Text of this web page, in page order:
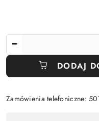
DODAJ
Zamówienia telefoniczne: